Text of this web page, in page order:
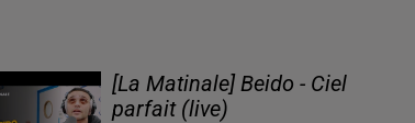
[La Matinale] Beido - Ciel
parfait (live)